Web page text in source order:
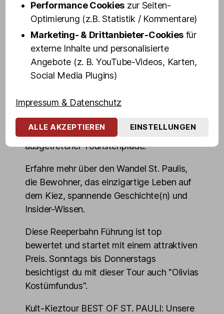
St. Pauli" - Altes und Neues, Geheimtipps
und Dinge, die du über den weltbekanntem
Stadtteil wissen musst.
Blicke hinter die Kulissen von Hamburgs
"sündigster Meile" und erlebe die
ungeschminkt. Entdecke die dunkelsten
Ecken, mörderischsten Kneipen,
denkwürdigsten Orte, auch abseits
ausgetretener Touristenpfade.
Erfahre mehr über den Wandel St. Paulis,
die Bewohner, das einzigartige Leben auf
dem Kiez, spannende Geschichte(n) und
Insider-Wissen.
Diese Reeperbahn Führung ist top
bewertet und startet mit einem attraktiven
Preis. Sonntags bis Donnerstags
besichtigst du mit dieser Tour auch "Olivias
Kostümfundus".
Kult-Kieztour BEST OF ST. PAULI: Unsere
Performance Cookies zur Seiten-
Optimierung (z.B. Statistik / Kommentare)
Marketing- & Drittanbieter-Cookies für
externe Inhalte und personalisierte
Angebote (z. B. YouTube-Videos, Karten,
Social Media Plugins)
Impressum & Datenschutz
ALLE AKZEPTIEREN EINSTELLUNGEN